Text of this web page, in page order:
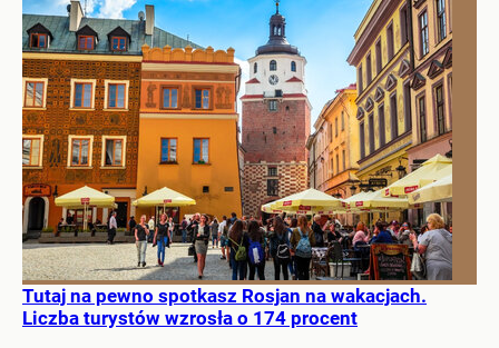
Tutaj na pewno spotkasz Rosjan na wakacjach.
Liczba turystów wzrosła o 174 procent